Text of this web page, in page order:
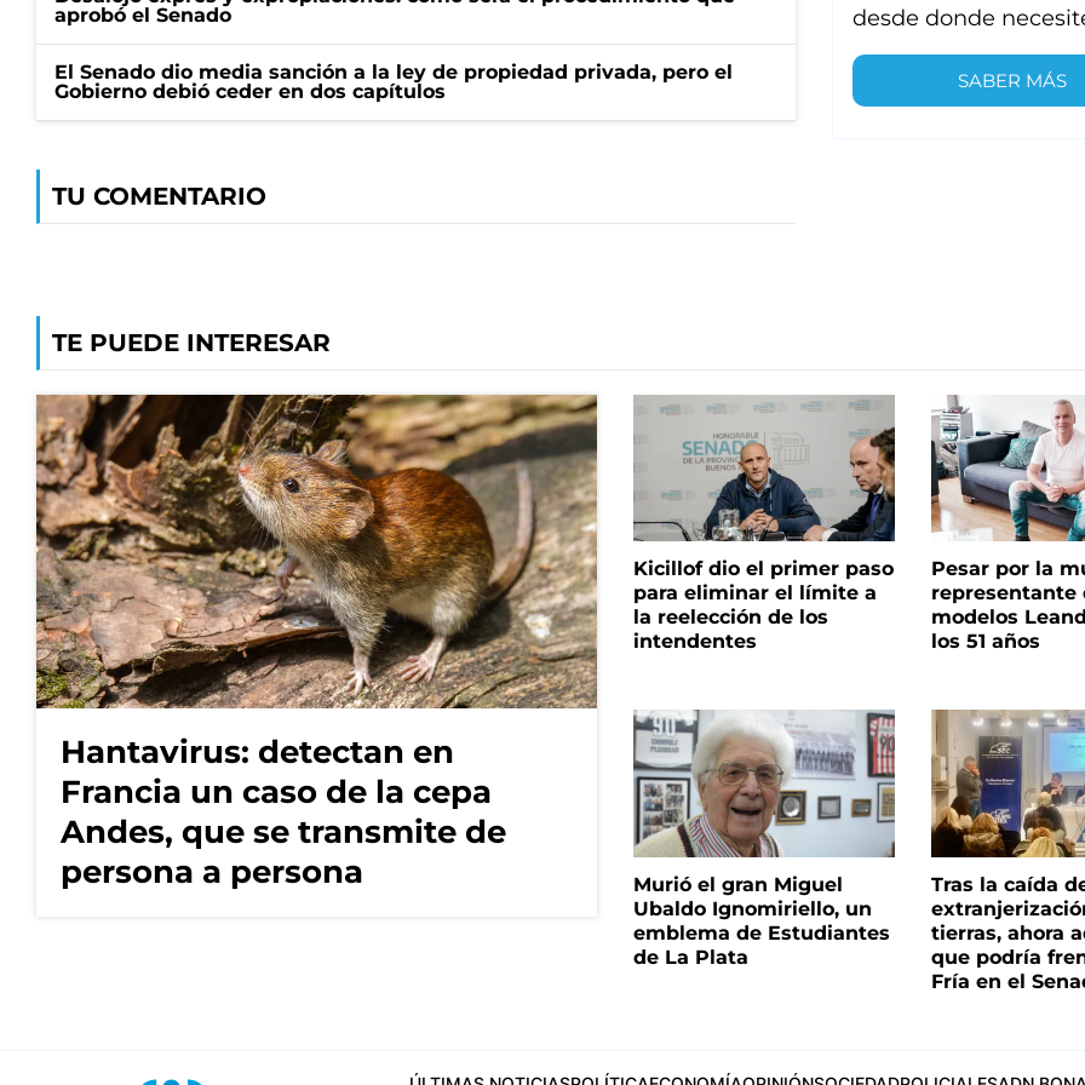
aprobó el Senado
El Senado dio media sanción a la ley de propiedad privada, pero el
Gobierno debió ceder en dos capítulos
TU COMENTARIO
desde donde
SABER MÁS
TE PUEDE INTERESAR
Hantavirus: detectan en
Francia un caso de la cepa
Andes, que se transmite de
persona a persona
Kicillof dio el primer paso
para eliminar el límite a
la reelección de los
intendentes
Pesar por la
representante
modelos
los 51 años
Murió el gran Miguel
Ubaldo Ignomiriello, un
emblema de Estudiantes
de La Plata
Tras la caída
tierras, ahora
que podría
Fría en el